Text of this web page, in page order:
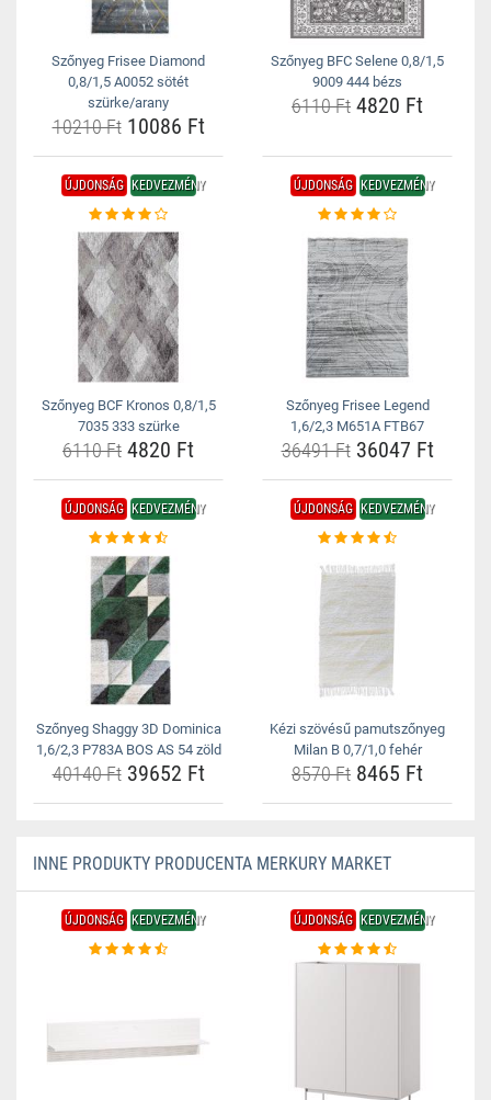
Szőnyeg Frisee Diamond
0,8/1,5 A0052 sötét
szürke/arany
10210 Ft10086 Ft
Szőnyeg BFC Selene 0,8/1,5
9009 444 bézs
6110 Ft 4820 Ft
ÚJDONSÁG KEDVEZMÉNY
Szőnyeg BCF Kronos 0,8/1,5
7035 333 szürke
6110 Ft 4820 Ft
ÚJDONSÁG KEDVEZMÉNY
Szőnyeg Frisee Legend
1,6/2,3 M651A FTB67
36491 Ft36047 Ft
ÚJDONSÁG KEDVEZMÉNY
Szőnyeg Shaggy 3D Dominica
1,6/2,3 P783A BOS AS 54 zöld
40140 Ft39652 Ft
ÚJDONSÁG KEDVEZMÉNY
Kézi szövésű pamutszőnyeg
Milan B 0,7/1,0 fehér
8570 Ft 8465 Ft
INNE PRODUKTY PRODUCENTA MERKURY MARKET
ÚJDONSÁG KEDVEZMÉNY ÚJDONSÁG KEDVEZMÉNY